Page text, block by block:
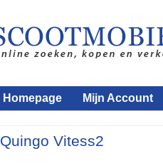
Homepage Mijn Account
Quingo Vitess2